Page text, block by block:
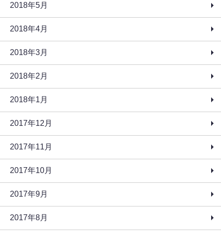
2018年5月
2018年4月
2018年3月
2018年2月
2018年1月
2017年12月
2017年11月
2017年10月
2017年9月
2017年8月